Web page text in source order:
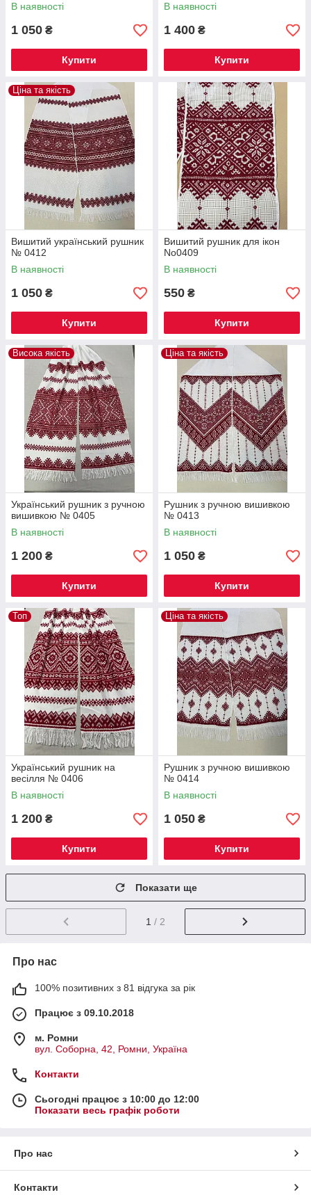
В наявності
1 050 ₴
Купити
В наявності
1 400 ₴
Купити
Ціна та якість
Вишитий український рушник
№ 0412
В наявності
1 050 ₴
Купити
Вишитий рушник для ікон
No0409
В наявності
550 ₴
Купити
Висока якість
Український рушник з ручною
вишивкою № 0405
В наявності
1 200 ₴
Купити
Ціна та якість
Рушник з ручною вишивкою
№ 0413
В наявності
1 050 ₴
Купити
Топ
Український рушник на
весілля № 0406
В наявності
1 200 ₴
Купити
Ціна та якість
Рушник з ручною вишивкою
№ 0414
В наявності
1 050 ₴
Купити
Показати ще
1 / 2
Про нас
100% позитивних з 81 відгука за рік
Працює з 09.10.2018
м. Ромни
вул. Соборна, 42, Ромни, Україна
Контакти
Сьогодні працює з 10:00 до 12:00
Показати весь графік роботи
Про нас
Контакти